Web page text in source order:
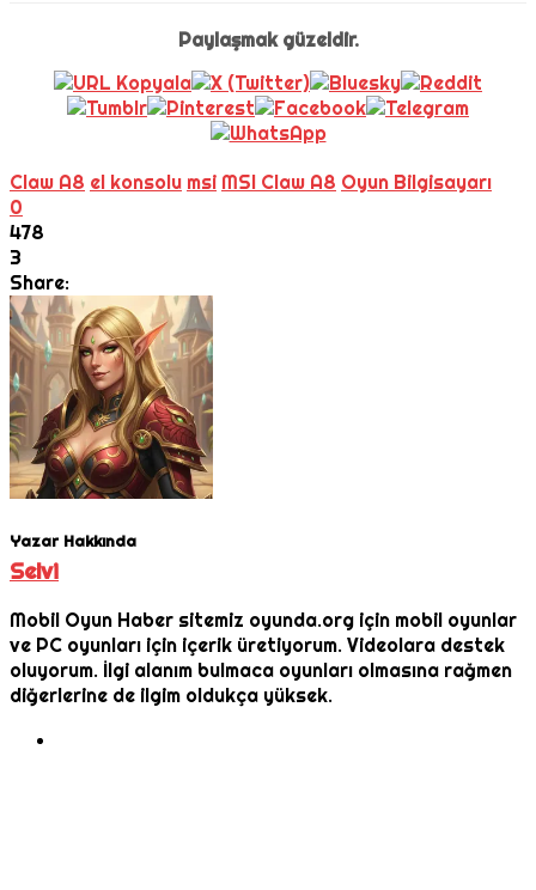
Paylaşmak güzeldir.
Claw A8 el konsolu msi MSI Claw A8 Oyun Bilgisayarı
0
478
3
Share:
Yazar Hakkında
Selvi
Mobil Oyun Haber sitemiz oyunda.org için mobil oyunlar
ve PC oyunları için içerik üretiyorum. Videolara destek
oluyorum. İlgi alanım bulmaca oyunları olmasına rağmen
diğerlerine de ilgim oldukça yüksek.